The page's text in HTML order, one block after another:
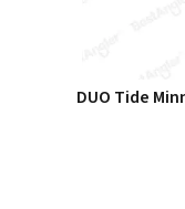
DUO Tide